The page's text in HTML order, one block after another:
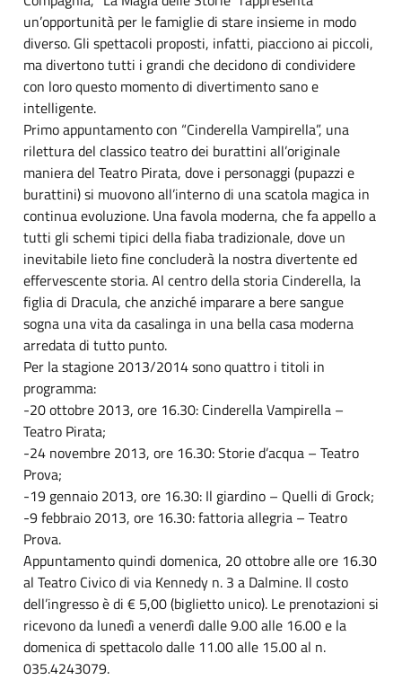
un’opportunità per le famiglie di stare insieme in modo
diverso. Gli spettacoli proposti, infatti, piacciono ai piccoli,
ma divertono tutti i grandi che decidono di condividere
con loro questo momento di divertimento sano e
intelligente.
Primo appuntamento con “Cinderella Vampirella”, una
rilettura del classico teatro dei burattini all’originale
maniera del Teatro Pirata, dove i personaggi (pupazzi e
burattini) si muovono all’interno di una scatola magica in
continua evoluzione. Una favola moderna, che fa appello a
tutti gli schemi tipici della fiaba tradizionale, dove un
inevitabile lieto fine concluderà la nostra divertente ed
effervescente storia. Al centro della storia Cinderella, la
figlia di Dracula, che anziché imparare a bere sangue
sogna una vita da casalinga in una bella casa moderna
arredata di tutto punto.
Per la stagione 2013/2014 sono quattro i titoli in
programma:
-20 ottobre 2013, ore 16.30: Cinderella Vampirella –
Teatro Pirata;
-24 novembre 2013, ore 16.30: Storie d’acqua – Teatro
Prova;
-19 gennaio 2013, ore 16.30: Il giardino – Quelli di Grock;
-9 febbraio 2013, ore 16.30: fattoria allegria – Teatro
Prova.
Appuntamento quindi domenica, 20 ottobre alle ore 16.30
al Teatro Civico di via Kennedy n. 3 a Dalmine. Il costo
dell’ingresso è di € 5,00 (biglietto unico). Le prenotazioni si
ricevono da lunedì a venerdì dalle 9.00 alle 16.00 e la
domenica di spettacolo dalle 11.00 alle 15.00 al n.
035.4243079.